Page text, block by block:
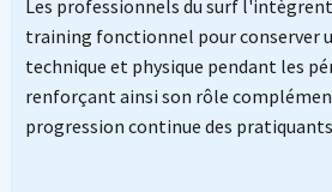
Les professionnels du surf
training fonctionnel pour conserver
technique et physique pendant les
renforçant ainsi son rôle
progression continue des